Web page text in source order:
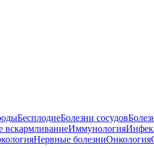
БесплодиеБолезни сосудов
вскармливаниеИммунология
Нервные болезниОнкология